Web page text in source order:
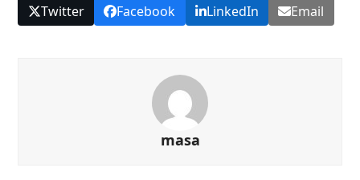
Twitter Facebook LinkedIn Email
masa